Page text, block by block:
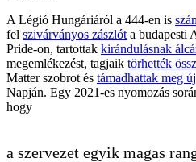
A Légió Hungáriáról a 444-en is
fel szivárványos zászlót a budapesti
Pride-on, tartottak kirándulásnak
megemlékezést, tagjaik törhették
Matter szobrot és támadhattak meg
Napján. Egy 2021-es nyomozás
hogy
a szervezet egyik magas